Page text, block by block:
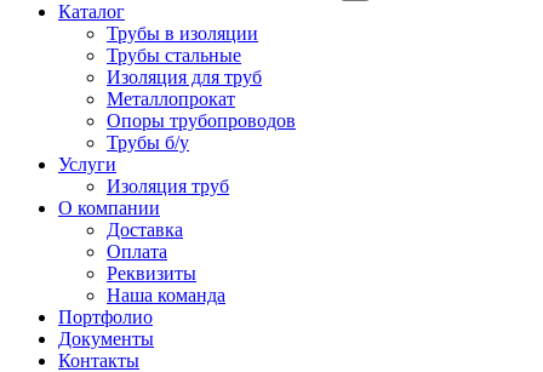
Каталог
Трубы в изоляции
Трубы стальные
Изоляция для труб
Металлопрокат
Опоры трубопроводов
Трубы б/у
Услуги
Изоляция труб
О компании
Доставка
Оплата
Реквизиты
Наша команда
Портфолио
Документы
Контакты